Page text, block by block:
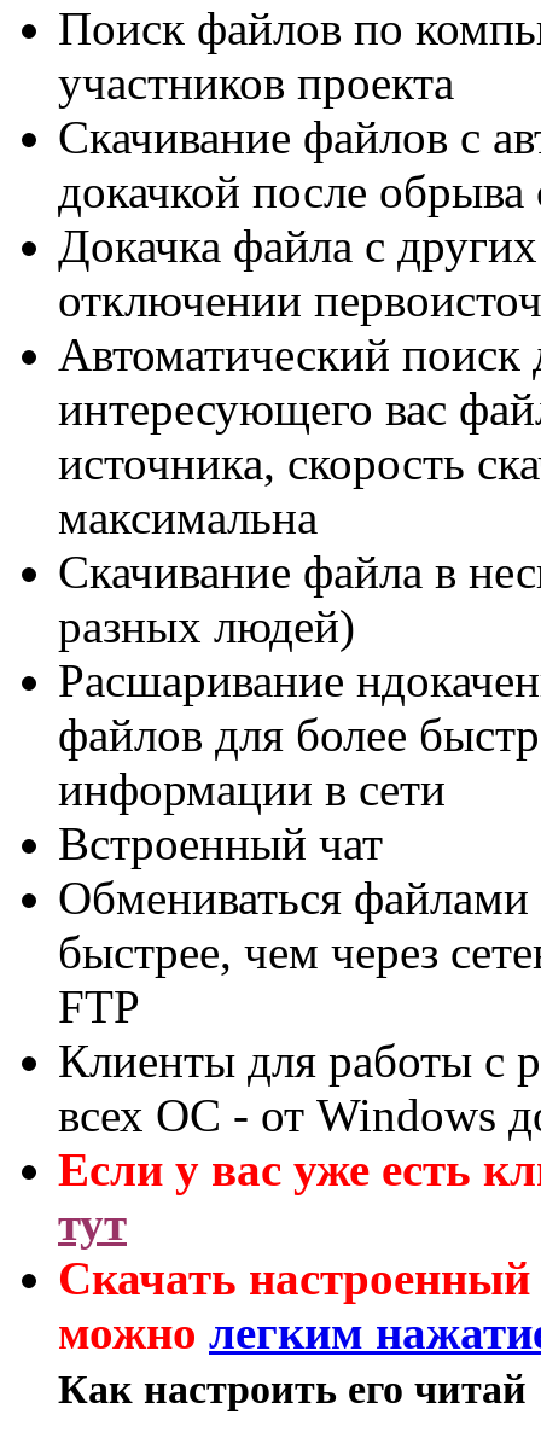
Поиск файлов по
участников проекта
Скачивание файлов с
докачкой после обрыва
Докачка файла c
отключении
Автоматический поиск
интересующего вас
источника, скорость
максимальна
Скачивание файла в
разных людей)
Расшаривание
файлов для более
информации в сети
Встроенный чат
Обмениваться файлами
быстрее, чем через
FTP
Клиенты для работы с
всех ОС - от Windows
Если у вас уже есть
тут
Скачать
можно легким
Как настроить его читай